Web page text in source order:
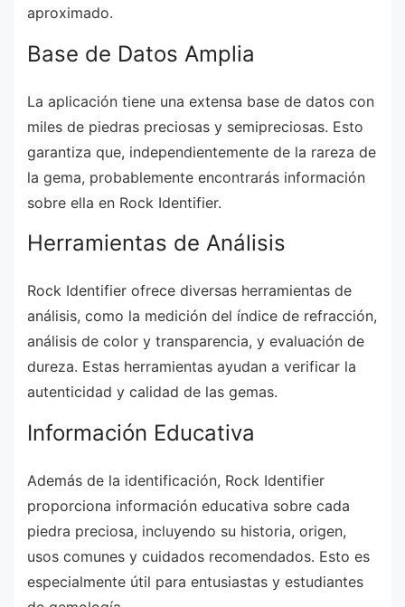
aproximado.
Base de Datos Amplia
La aplicación tiene una extensa base de datos con
miles de piedras preciosas y semipreciosas. Esto
garantiza que, independientemente de la rareza de
la gema, probablemente encontrarás información
sobre ella en Rock Identifier.
Herramientas de Análisis
Rock Identifier ofrece diversas herramientas de
análisis, como la medición del índice de refracción,
análisis de color y transparencia, y evaluación de
dureza. Estas herramientas ayudan a verificar la
autenticidad y calidad de las gemas.
Información Educativa
Además de la identificación, Rock Identifier
proporciona información educativa sobre cada
piedra preciosa, incluyendo su historia, origen,
usos comunes y cuidados recomendados. Esto es
especialmente útil para entusiastas y estudiantes